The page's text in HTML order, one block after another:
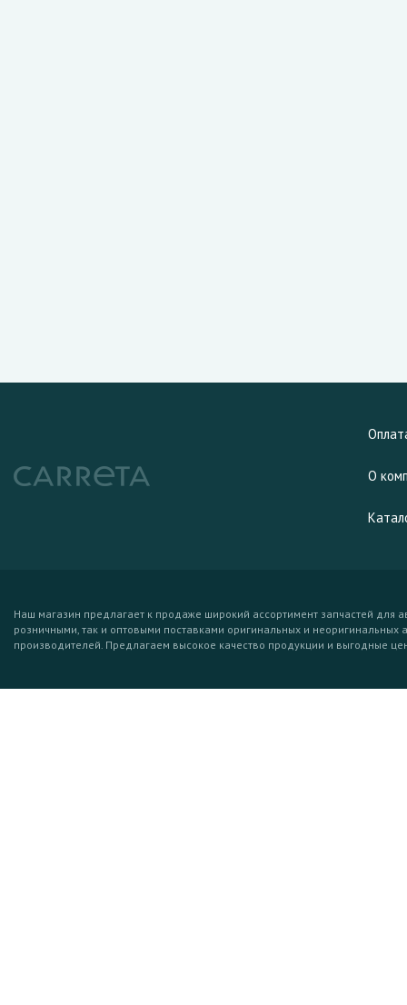
О
Наш магазин предлагает к продаже широкий ассортимент запчастей для
розничными, так и оптовыми поставками оригинальных и неоригинальных
производителей. Предлагаем высокое качество продукции и выгодные